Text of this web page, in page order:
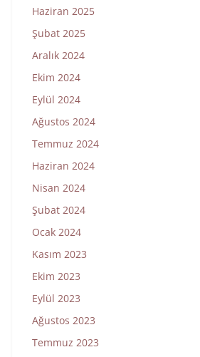
Haziran 2025
Şubat 2025
Aralık 2024
Ekim 2024
Eylül 2024
Ağustos 2024
Temmuz 2024
Haziran 2024
Nisan 2024
Şubat 2024
Ocak 2024
Kasım 2023
Ekim 2023
Eylül 2023
Ağustos 2023
Temmuz 2023